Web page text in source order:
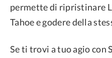
permette di ripristinare
Tahoe e godere della
Se ti trovi a tuo agio